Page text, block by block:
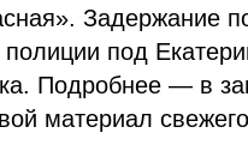
Задержание
под
Подробнее — в
материал